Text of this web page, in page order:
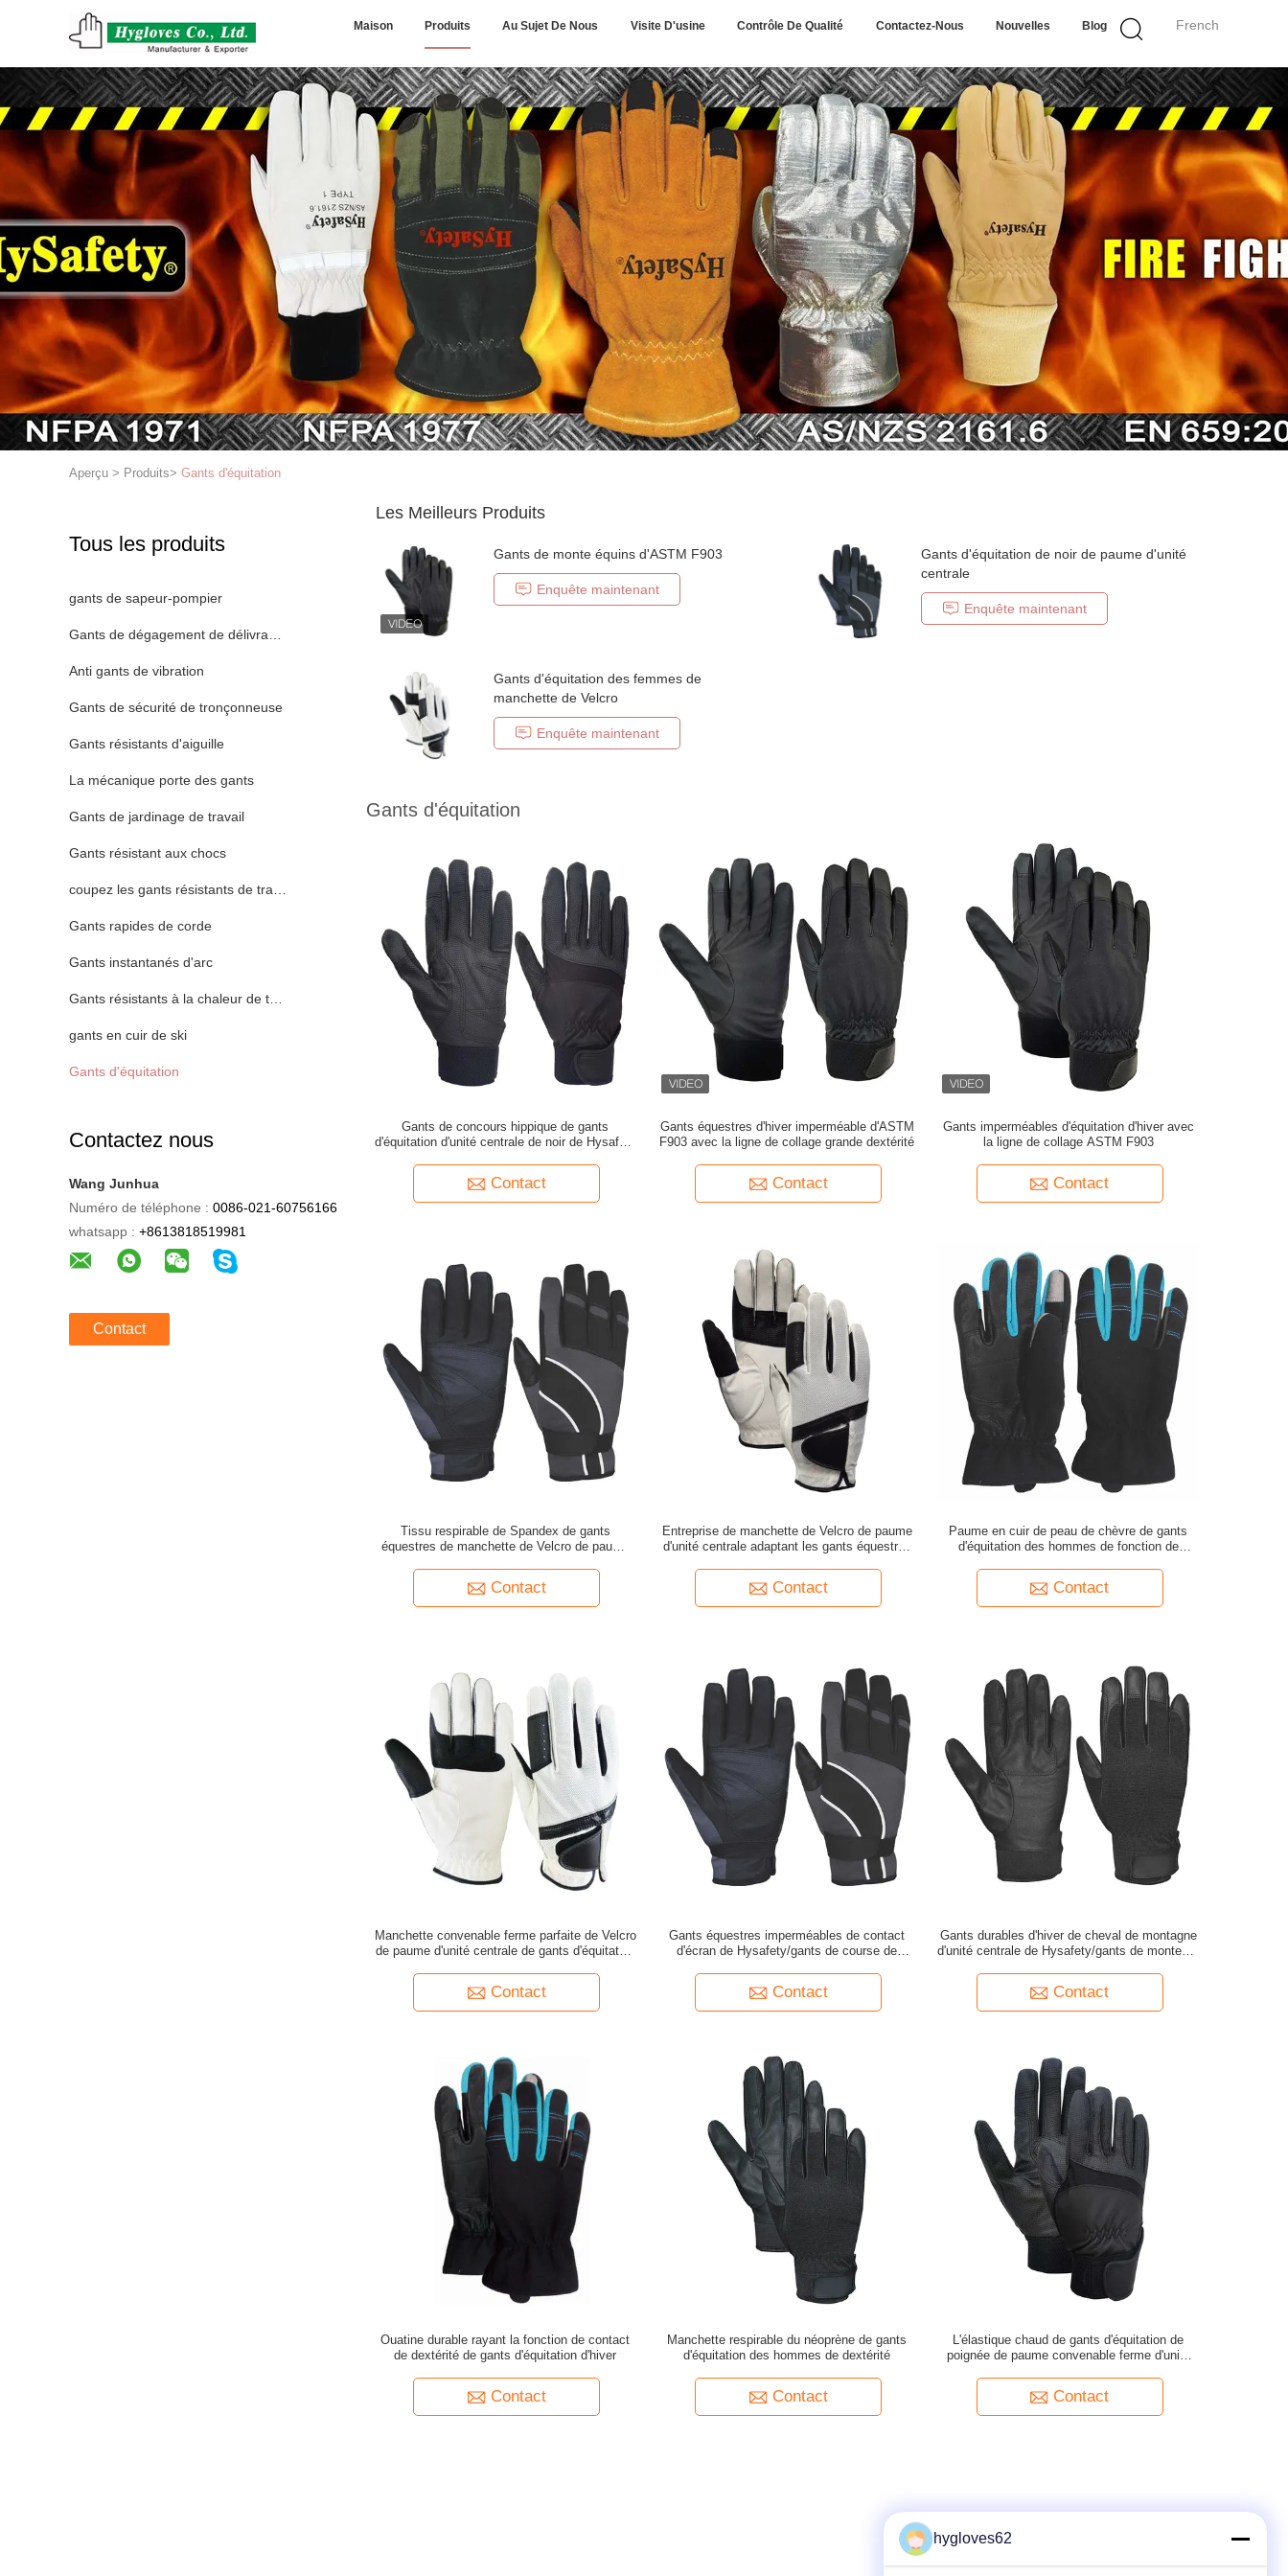
French
Maison Produits Au Sujet De Nous Visite D'usine Contrôle De Qualité Contactez-Nous Nouvelles Blog
Aperçu > Produits> Gants d'équitation
Tous les produits
gants de sapeur-pompier
Anti gants de vibration
Gants de sécurité de tronçonneuse
Gants résistants d'aiguille
La mécanique porte des gants
Gants de jardinage de travail
Gants résistant aux chocs
Gants rapides de corde
Gants instantanés d'arc
gants en cuir de ski
Gants d'équitation
Contactez nous
Wang Junhua
Numéro de téléphone : 0086-021-60756166
whatsapp : +8613818519981
Contact
Les Meilleurs Produits
Gants de monte équins d'ASTM F903
Enquête maintenant
Gants d'équitation de noir de paume d'unité
centrale
Enquête maintenant
Gants d'équitation des femmes de
manchette de Velcro
Enquête maintenant
Gants d'équitation
Gants de concours hippique de gants
d'équitation d'unité centrale de noir de Hysafety
Contact
Gants équestres d'hiver imperméable d'ASTM
F903 avec la ligne de collage grande dextérité
Contact
Gants imperméables d'équitation d'hiver avec
la ligne de collage ASTM F903
Contact
Tissu respirable de Spandex de gants
équestres de manchette de Velcro de paume
Contact
Entreprise de manchette de Velcro de paume
d'unité centrale adaptant les gants équestres
Contact
Paume en cuir de peau de chèvre de gants
d'équitation des hommes de fonction de
Contact
Manchette convenable ferme parfaite de Velcro
de paume d'unité centrale de gants d'équitation
Contact
Gants équestres imperméables de contact
d'écran de Hysafety/gants de course de
Contact
Gants durables d'hiver de cheval de montagne
d'unité centrale de Hysafety/gants de monte de
Contact
Ouatine durable rayant la fonction de contact
de dextérité de gants d'équitation d'hiver
Contact
Manchette respirable du néoprène de gants
d'équitation des hommes de dextérité
Contact
L'élastique chaud de gants d'équitation de
poignée de paume convenable ferme d'unité
Contact
hygloves62